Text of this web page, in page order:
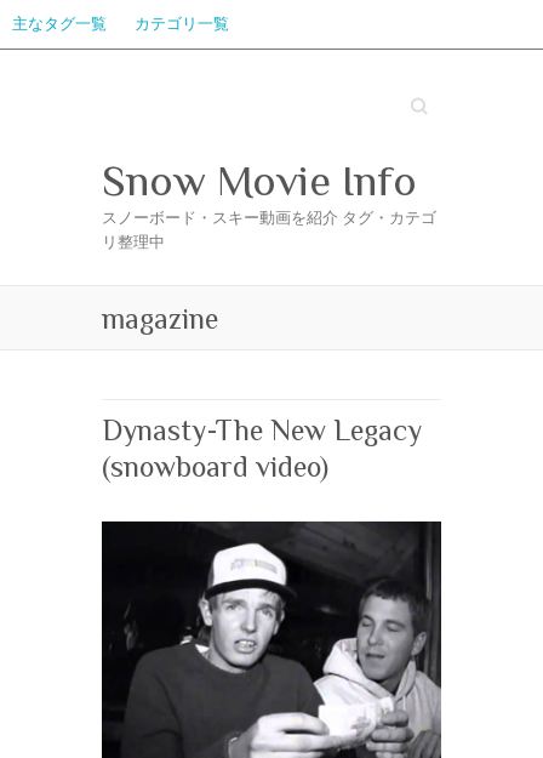
主なタグ一覧 カテゴリ一覧
Search
Snow Movie Info
スノーボード・スキー動画を紹介 タグ・カテゴ
リ整理中
magazine
Dynasty-The New Legacy
(snowboard video)